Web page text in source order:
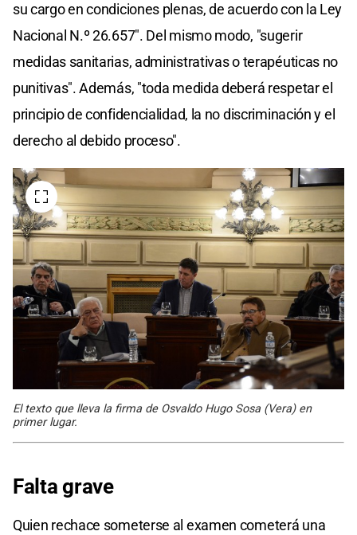
su cargo en condiciones plenas, de acuerdo con la Ley
Nacional N.º 26.657". Del mismo modo, "sugerir
medidas sanitarias, administrativas o terapéuticas no
punitivas". Además, "toda medida deberá respetar el
principio de confidencialidad, la no discriminación y el
derecho al debido proceso".
El texto que lleva la firma de Osvaldo Hugo Sosa (Vera) en
primer lugar.
Falta grave
Quien rechace someterse al examen cometerá una